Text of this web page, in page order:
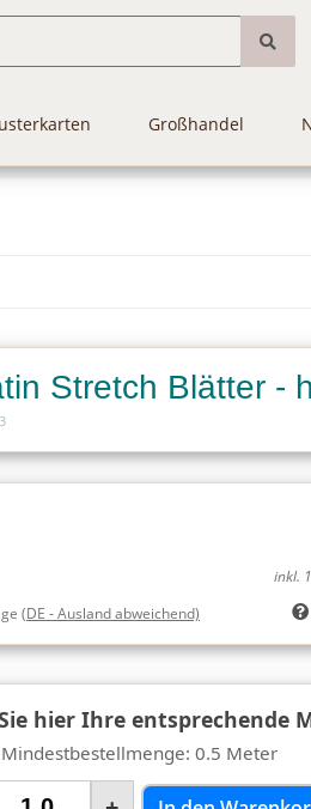
Großhandel
Stretch Blätter -
inkl.
(DE - Ausland abweichend)
hier Ihre entsprechende
Mindestbestellmenge: 0.5 Meter